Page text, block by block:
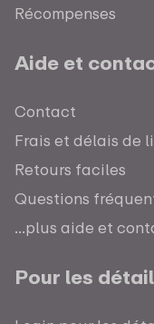
Récompenses
Aide et
Contact
Frais et délais de
Retours faciles
Questions
...plus aide et
Pour les